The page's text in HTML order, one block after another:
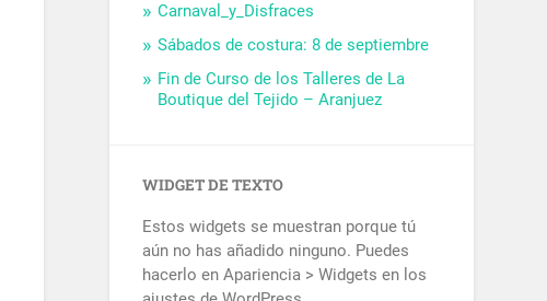
Carnaval_y_Disfraces
Sábados de costura: 8 de septiembre
Fin de Curso de los Talleres de La
Boutique del Tejido – Aranjuez
WIDGET DE TEXTO
Estos widgets se muestran porque tú
aún no has añadido ninguno. Puedes
hacerlo en Apariencia > Widgets en los